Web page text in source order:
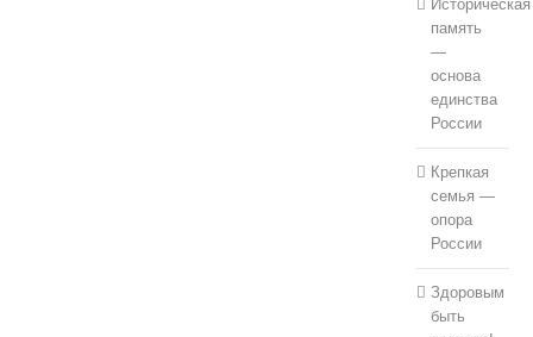
Историческая
память
—
основа
единства
России
Крепкая
семья —
опора
России
Здоровым
быть